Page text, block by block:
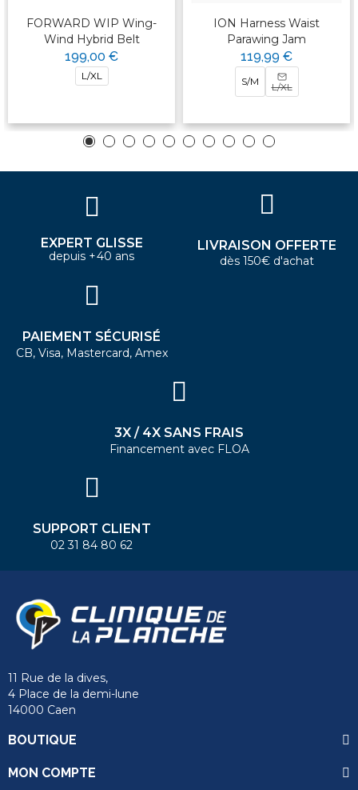
FORWARD WIP Wing-
Wind Hybrid Belt
199,00 €
L/XL
ION Harness Waist
Parawing Jam
119,99 €
S/M L/XL
EXPERT GLISSE
depuis +40 ans
LIVRAISON OFFERTE
dès 150€ d'achat
PAIEMENT SÉCURISÉ
CB, Visa, Mastercard, Amex
3X / 4X SANS FRAIS
Financement avec FLOA
SUPPORT CLIENT
02 31 84 80 62
11 Rue de la dives,
4 Place de la demi-lune
14000 Caen
BOUTIQUE
MON COMPTE